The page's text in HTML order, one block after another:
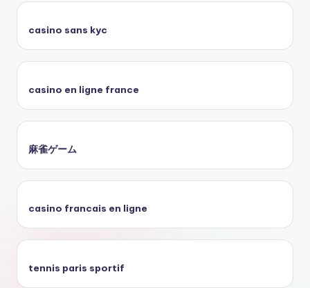
casino sans kyc
casino en ligne france
麻雀ゲーム
casino francais en ligne
tennis paris sportif